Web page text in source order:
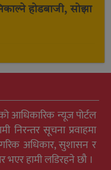
होडबाजी, सोझा
आधिकारिक न्यूज पोर्टल
सूचना प्रवाहमा
अधिकार, सुशासन र
भएर हामी लडिरहने छौ ।